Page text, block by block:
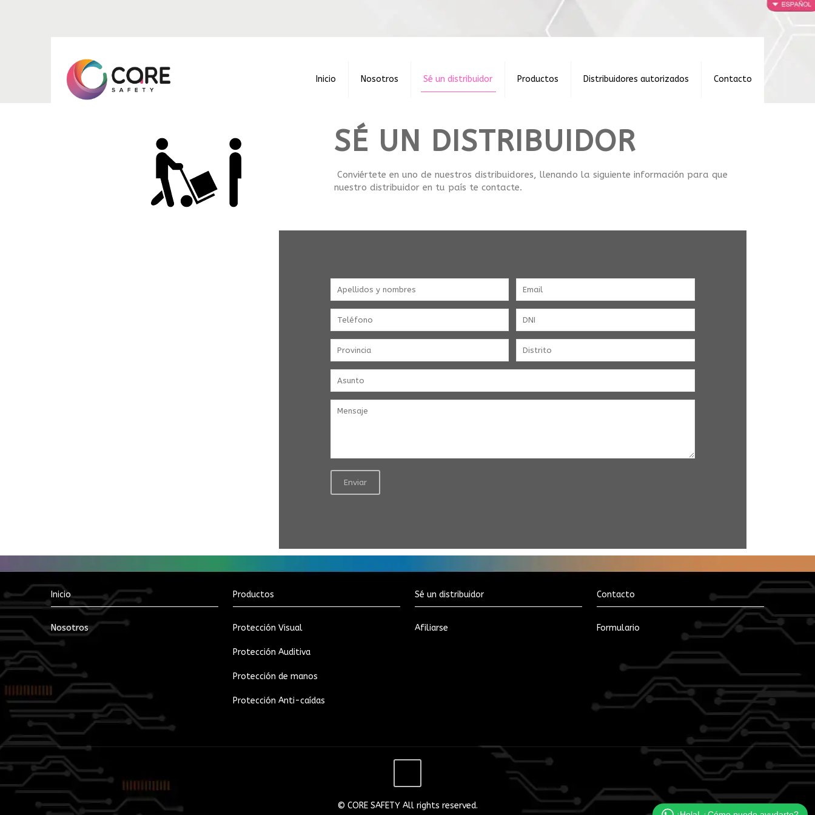
Inicio Nosotros Sé un distribuidor Productos Distribuidores autorizados Contacto
SÉ UN DISTRIBUIDOR
Conviértete en uno de nuestros distribuidores, llenando la siguiente información para que
nuestro distribuidor en tu país te contacte.
Inicio
Nosotros
Productos
Protección Visual
Protección Auditiva
Protección de manos
Protección Anti-caídas
Sé un distribuidor
Afiliarse
Contacto
Formulario
© CORE SAFETY All rights reserved.